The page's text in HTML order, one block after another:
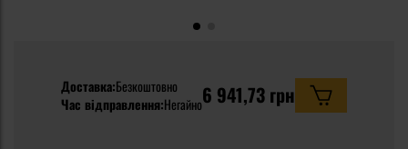
Доставка:Безкоштовно
Час відправлення:Негайно6 941,73 грн